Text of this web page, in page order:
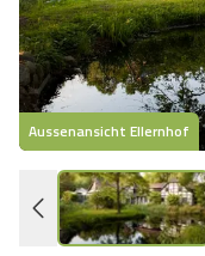
Die
Hoher Kontrast Modus:
Schriftgröße:
Aussenansicht Ellernhof